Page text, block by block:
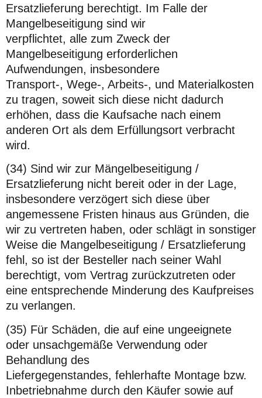
Ersatzlieferung berechtigt. Im Falle der
Mangelbeseitigung sind wir
verpflichtet, alle zum Zweck der
Mangelbeseitigung erforderlichen
Aufwendungen, insbesondere
Transport-, Wege-, Arbeits-, und Materialkosten
zu tragen, soweit sich diese nicht dadurch
erhöhen, dass die Kaufsache nach einem
anderen Ort als dem Erfüllungsort verbracht
wird.
(34) Sind wir zur Mängelbeseitigung /
Ersatzlieferung nicht bereit oder in der Lage,
insbesondere verzögert sich diese über
angemessene Fristen hinaus aus Gründen, die
wir zu vertreten haben, oder schlägt in sonstiger
Weise die Mangelbeseitigung / Ersatzlieferung
fehl, so ist der Besteller nach seiner Wahl
berechtigt, vom Vertrag zurückzutreten oder
eine entsprechende Minderung des Kaufpreises
zu verlangen.
(35) Für Schäden, die auf eine ungeeignete
oder unsachgemäße Verwendung oder
Behandlung des
Liefergegenstandes, fehlerhafte Montage bzw.
Inbetriebnahme durch den Käufer sowie auf